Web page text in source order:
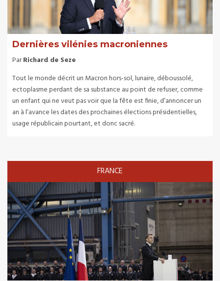
Dernières vilénies macroniennes
ParRichard de Seze
Tout le monde décrit un Macron hors-sol, lunaire, déboussolé,
ectoplasme perdant de sa substance au point de refuser, comme
un enfant qui ne veut pas voir que la fête est finie, d’annoncer un
an à l’avance les dates des prochaines élections présidentielles,
usage républicain pourtant, et donc sacré.
FRANCE